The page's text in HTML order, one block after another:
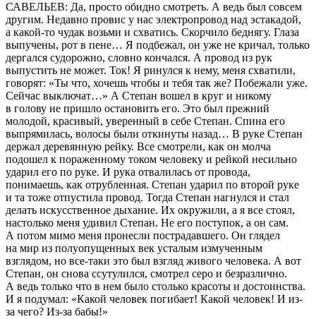
САВЕЛЬЕВ: Да, просто обидно смотреть. А ведь был совсем
другим. Недавно провис у нас электропровод над эстакадой,
а какой-то чудак возьми и схватись. Скорчило беднягу. Глаза
выпучены, рот в пене… Я подбежал, он уже не кричал, только
дергался судорожно, словно кончался. А провод из рук
выпустить не может. Ток! Я ринулся к нему, меня схватили,
говорят: «Ты что, хочешь чтобы и тебя так же? Побежали уже.
Сейчас выключат…» А Степан вошел в круг и никому
в голову не пришло остановить его. Это был прежний
молодой, красивый, уверенный в себе Степан. Спина его
выпрямилась, волосы были откинуты назад… В руке Степан
держал деревянную рейку. Все смотрели, как он молча
подошел к пораженному током человеку и рейкой несильно
ударил его по руке. И рука отвалилась от провода,
понимаешь, как отрубленная. Степан ударил по второй руке
и та тоже отпустила провод. Тогда Степан нагнулся и стал
делать искусственное дыхание. Их окружили, а я все стоял,
настолько меня удивил Степан. Не его поступок, а он сам.
А потом мимо меня пронесли пострадавшего. Он глядел
на мир из полуопущенных век усталым измученным
взглядом, но все-таки это был взгляд живого человека. А вот
Степан, он снова ссутулился, смотрел серо и безразлично.
А ведь только что в нем было столько красоты и достоинства.
И я подумал: «Какой человек погибает! Какой человек! И из-
за чего? Из-за бабы!»